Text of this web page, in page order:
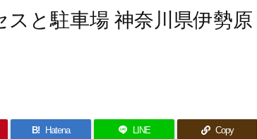
と駐車場 神奈川県伊勢原
B! Hatena LINE Copy